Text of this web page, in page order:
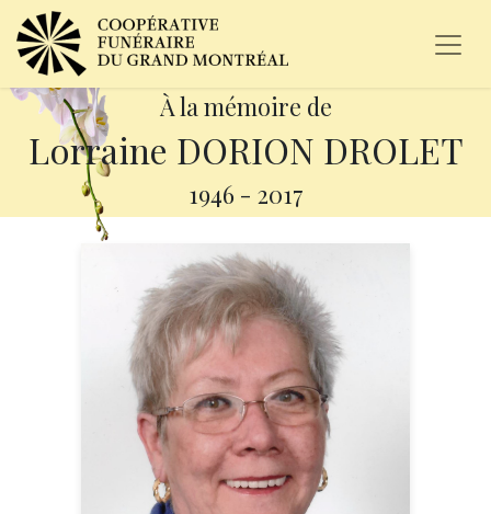
À la mémoire de
Lorraine DORION DROLET
1946 - 2017